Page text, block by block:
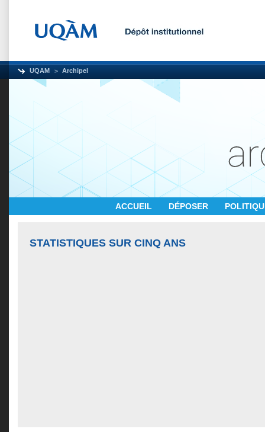
UQAM Archipel
ACCUEIL DÉPOSER
STATISTIQUES SUR CINQ ANS